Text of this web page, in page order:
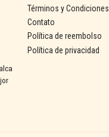
Términos y Condiciones
Contato
Política de reembolso
Política de privacidad